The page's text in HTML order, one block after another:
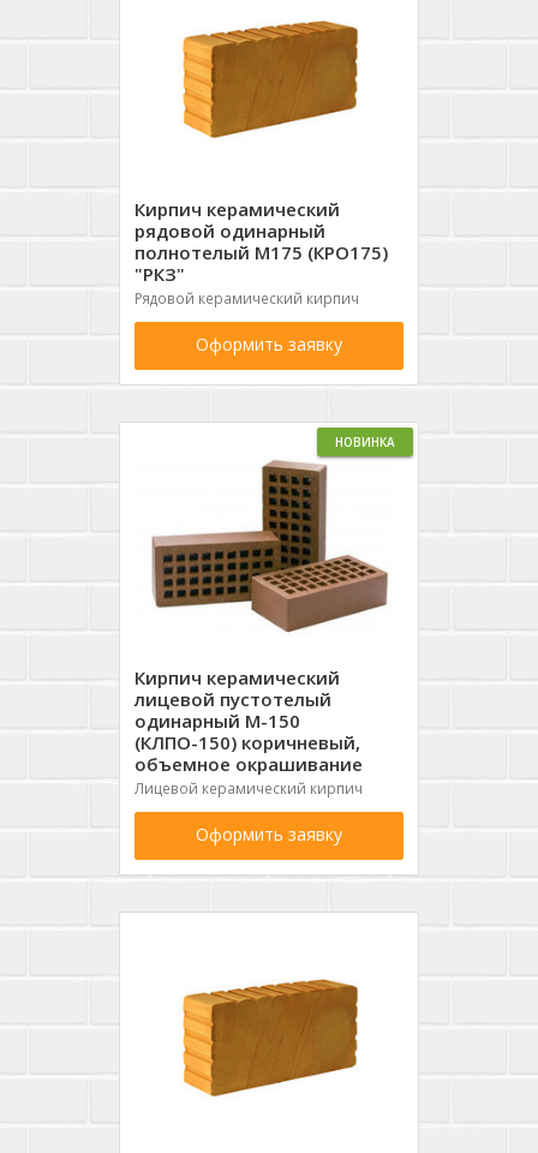
Кирпич керамический
рядовой одинарный
полнотелый М175 (КРО175)
"РКЗ"
Рядовой керамический кирпич
Оформить заявку
НОВИНКА
Кирпич керамический
лицевой пустотелый
одинарный М-150
(КЛПО-150) коричневый,
объемное окрашивание
Лицевой керамический кирпич
Оформить заявку